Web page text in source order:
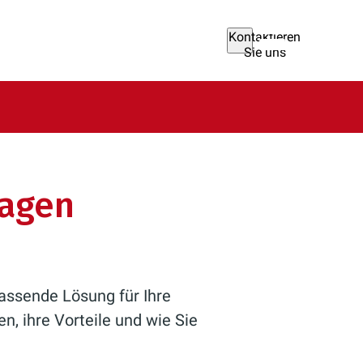
Kontaktieren
Sie uns
Lösung für Ihre
ihre Vorteile und wie Sie